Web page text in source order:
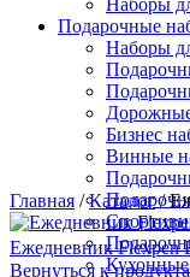
Наборы
Подарочные
Наборы
Бизнес
Винные
Главная /Каталог/
Ежедневник Flexpen
Вернуться к